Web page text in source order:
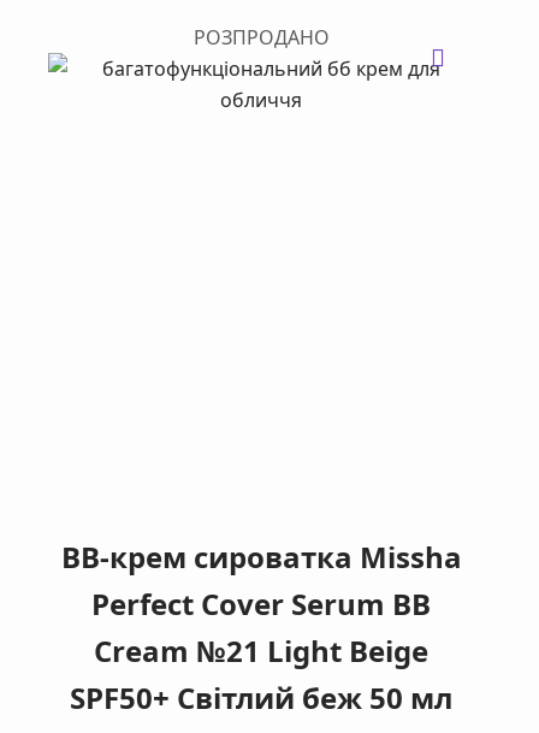
РОЗПРОДАНО
ВВ-крем сироватка Missha
Perfect Cover Serum BB
Cream №21 Light Beige
SPF50+ Світлий беж 50 мл